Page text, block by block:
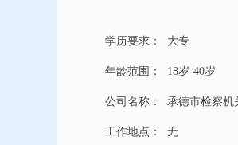
学历要求： 大专
年龄范围： 18岁-40岁
公司名称： 承德市检察机
工作地点： 无